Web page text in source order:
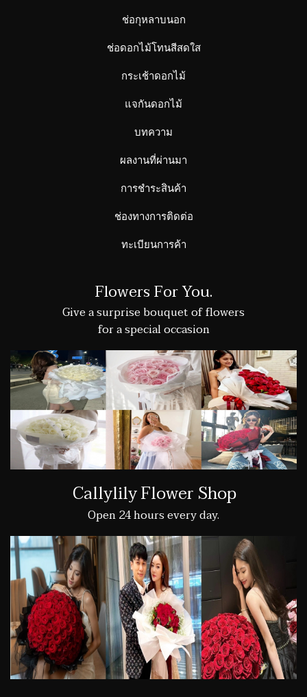
ช่อกุหลาบนอก
ช่อดอกไม้โทนสีสดใส
กระเช้าดอกไม้
แจกันดอกไม้
บทความ
ผลงานที่ผ่านมา
การชำระสินค้า
ช่องทางการติดต่อ
ทะเบียนการค้า
Flowers For You.
Give a surprise bouquet of flowers
for a special occasion
Callylily Flower Shop
Open 24 hours every day.